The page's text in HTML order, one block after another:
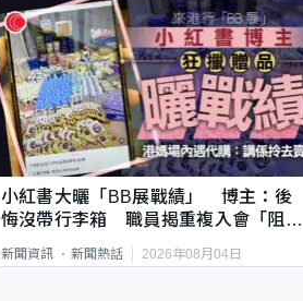
小紅書大曬「BB展戰績」 博主：後
悔沒帶行李箱 職員揭重複入會「阻止
唔到」
新聞資訊 新聞熱話 2026年08月04日